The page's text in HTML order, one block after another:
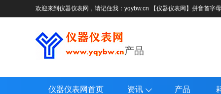
欢迎来到仪器仪表网，请记住我：yqybw.cn 【仪器仪表网】拼音首字母
产品
仪器仪表网首页 资讯 产品